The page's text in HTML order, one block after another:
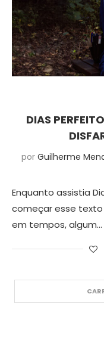
DIAS
por Guilherme
Enquanto assistia
começar esse
em tempos, algum…